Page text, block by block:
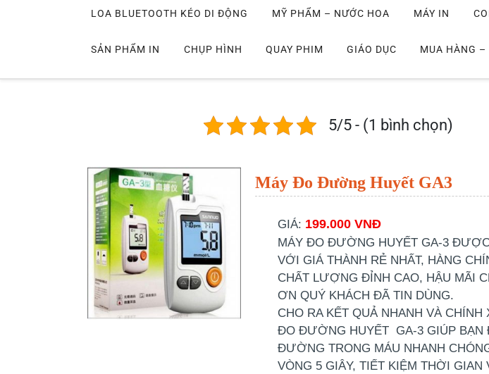
LOA BLUETOOTH KÉO DI ĐỘNG MỸ PHẨM – NƯỚC HOA MÁY IN
SẢN PHẨM IN CHỤP HÌNH QUAY PHIM GIÁO DỤC MUA HÀNG –
5/5 - (1 bình chọn)
Máy Đo Đường Huyết GA3
GIÁ: 199.000 VNĐ
MÁY ĐO ĐƯỜNG HUYẾT GA-3
VỚI GIÁ THÀNH RẺ NHẤT, HÀNG
CHẤT LƯỢNG ĐỈNH CAO, HẬU MÃI
ƠN QUÝ KHÁCH ĐÃ TIN DÙNG.
CHO RA KẾT QUẢ NHANH VÀ CHÍNH
ĐO ĐƯỜNG HUYẾT GA-3 GIÚP BẠN
ĐƯỜNG TRONG MÁU NHANH
VÒNG 5 GIÂY, TIẾT KIỆM THỜI GIAN